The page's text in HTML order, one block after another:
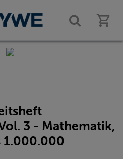
3 - Mathematik,
1.000.000